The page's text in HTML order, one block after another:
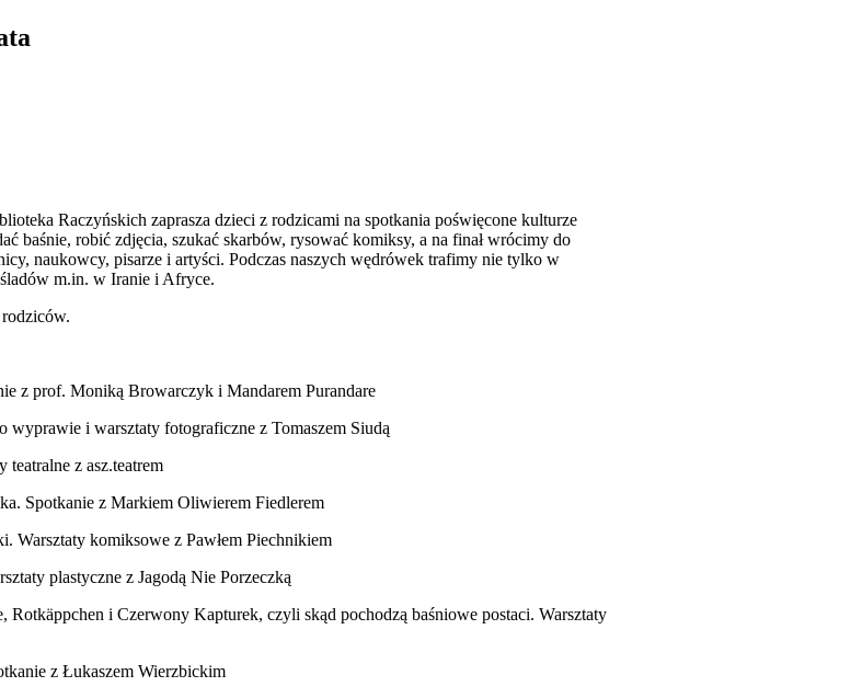
Raczyńskich zaprasza dzieci z rodzicami na spotkania poświęcone kulturze
baśnie, robić zdjęcia, szukać skarbów, rysować komiksy, a na finał wrócimy do
naukowcy, pisarze i artyści. Podczas naszych wędrówek trafimy nie tylko w
m.in. w Iranie i Afryce.
z prof. Moniką Browarczyk i Mandarem Purandare
i warsztaty fotograficzne z Tomaszem Siudą
teatralne z asz.teatrem
Spotkanie z Markiem Oliwierem Fiedlerem
Warsztaty komiksowe z Pawłem Piechnikiem
plastyczne z Jagodą Nie Porzeczką
Rotkäppchen i Czerwony Kapturek, czyli skąd pochodzą baśniowe postaci. Warsztaty
z Łukaszem Wierzbickim